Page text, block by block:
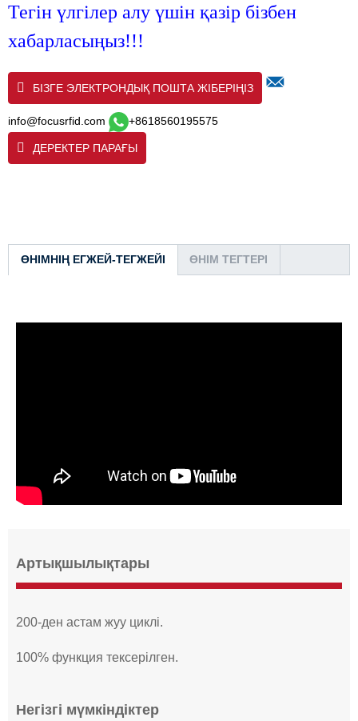
Тегін үлгілер алу үшін қазір бізбен
хабарласыңыз!!!
БІЗГЕ ЭЛЕКТРОНДЫҚ ПОШТА ЖІБЕРІҢІЗ
info@focusrfid.com +8618560195575
ДЕРЕКТЕР ПАРАҒЫ
ӨНІМНІҢ ЕГЖЕЙ-ТЕГЖЕЙІ ӨНІМ ТЕГТЕРІ
Артықшылықтары
200-ден астам жуу циклі.
100% функция тексерілген.
Негізгі мүмкіндіктер